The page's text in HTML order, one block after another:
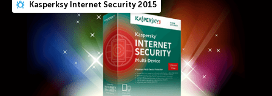
Kasperksy Internet Security 2015